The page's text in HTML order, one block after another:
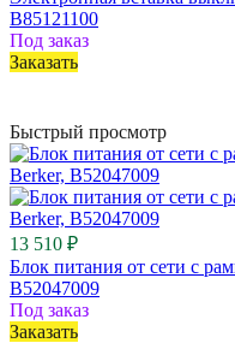
B85121100
Под заказ
Заказать
Быстрый просмотр
13 510 ₽
Блок питания от сети с
B52047009
Под заказ
Заказать